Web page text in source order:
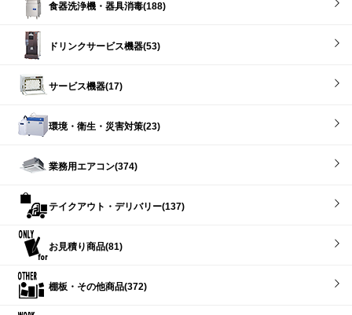
食器洗浄機・器具消毒(188)
ドリンクサービス機器(53)
サービス機器(17)
環境・衛生・災害対策(23)
業務用エアコン(374)
テイクアウト・デリバリー(137)
お見積り商品(81)
棚板・その他商品(372)